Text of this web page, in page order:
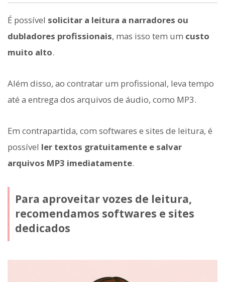
É possível solicitar a leitura a narradores ou
dubladores profissionais, mas isso tem um custo
muito alto.
Além disso, ao contratar um profissional, leva tempo
até a entrega dos arquivos de áudio, como MP3.
Em contrapartida, com softwares e sites de leitura, é
possível ler textos gratuitamente e salvar
arquivos MP3 imediatamente.
Para aproveitar vozes de leitura,
recomendamos softwares e sites
dedicados